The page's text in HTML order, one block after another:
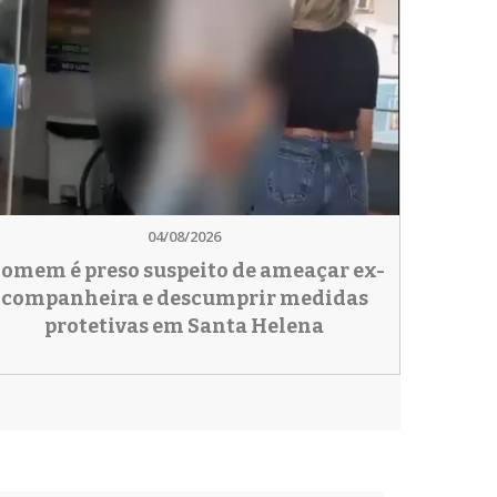
04/08/2026
é preso suspeito de ameaçar ex-
companheira e descumprir medidas
protetivas em Santa Helena